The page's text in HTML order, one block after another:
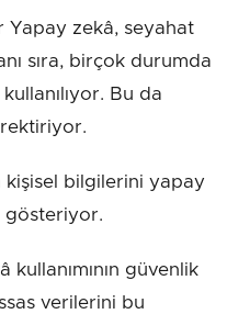
Yapay zekâ, seyahat
sıra, birçok durumda
Bu da
kişisel bilgilerini yapay
gösteriyor.
kullanımının güvenlik
verilerini bu